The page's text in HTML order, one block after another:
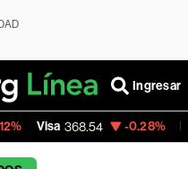
Ingresar
-0.28% MercadoLibre